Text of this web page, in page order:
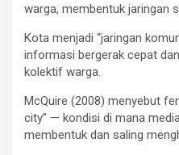
warga, membentuk jaringan
Kota menjadi “jaringan
informasi bergerak cepat
kolektif warga.
McQuire (2008) menyebut
city” — kondisi di mana
membentuk dan saling